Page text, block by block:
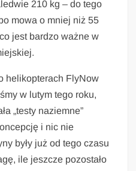
210 kg – do tego
mowa o mniej niż 55
jest bardzo ważne w
helikopterach FlyNow
w lutym tego roku,
„testy naziemne”
i nic nie
były już od tego czasu
ile jeszcze pozostało